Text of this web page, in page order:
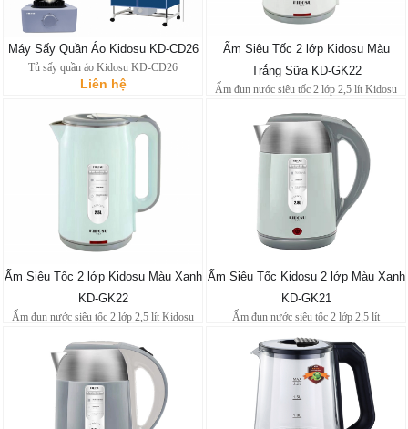
Máy Sấy Quần Áo Kidosu KD-CD26
Tủ sấy quần áo Kidosu KD-CD26
Liên hệ
Ấm Siêu Tốc 2 lớp Kidosu Màu
Trắng Sữa KD-GK22
Ấm đun nước siêu tốc 2 lớp 2,5 lít Kidosu
Ấm Siêu Tốc 2 lớp Kidosu Màu Xanh
KD-GK22
Ấm đun nước siêu tốc 2 lớp 2,5 lít Kidosu
Ấm Siêu Tốc Kidosu 2 lớp Màu Xanh
KD-GK21
Ấm đun nước siêu tốc 2 lớp 2,5 lít